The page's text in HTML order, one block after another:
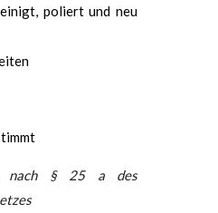
poliert und neu
nach § 25 a des